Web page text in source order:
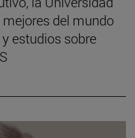
del mundo
y estudios sobre